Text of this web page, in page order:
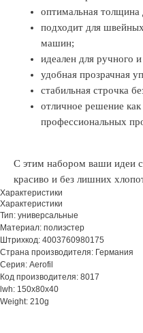
оптимальная толщина
подходит для
машин;
идеален для ручного
удобная прозрачная
стабильная строчка
отличное решение
профессиональных
С этим набором ваши идеи
красиво и без лишних
Характеристики
Характеристики
Тип: универсальные
Материал: полиэстер
Штрихкод: 4003760980175
Страна производителя: Германия
Серия: Aerofil
Код производителя: 8017
lwh: 150x80x40
Weight: 210g